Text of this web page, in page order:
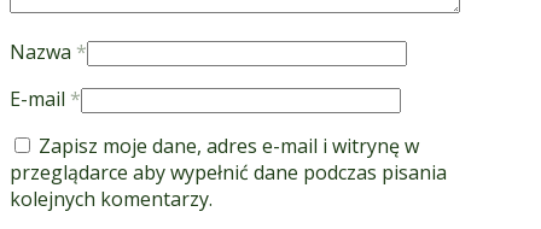
Nazwa *
E-mail *
Zapisz moje dane, adres e-mail i witrynę w
przeglądarce aby wypełnić dane podczas pisania
kolejnych komentarzy.